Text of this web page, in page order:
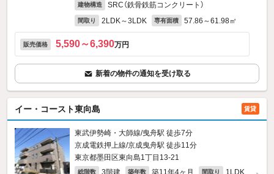
建物構造 SRC（鉄骨鉄筋コンクリート）
間取り 2LDK～3LDK 専有面積 57.86～61.98㎡
販売価格 5,590～6,390万円
新着の物件の通知を受け取る
イー・コースト東向島 賃貸
東武伊勢崎・大師線/曳舟駅 徒歩7分
京成電鉄押上線/京成曳舟駅 徒歩11分
東京都墨田区東向島1丁目13-21
総階数 3階建 築年数 築11年4ヶ月 間取り 1LDK